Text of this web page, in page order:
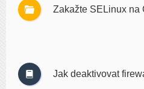
Zakažte SELinux na
Jak deaktivovat